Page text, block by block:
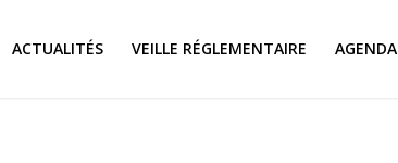
ACTUALITÉS VEILLE RÉGLEMENTAIRE AGENDA